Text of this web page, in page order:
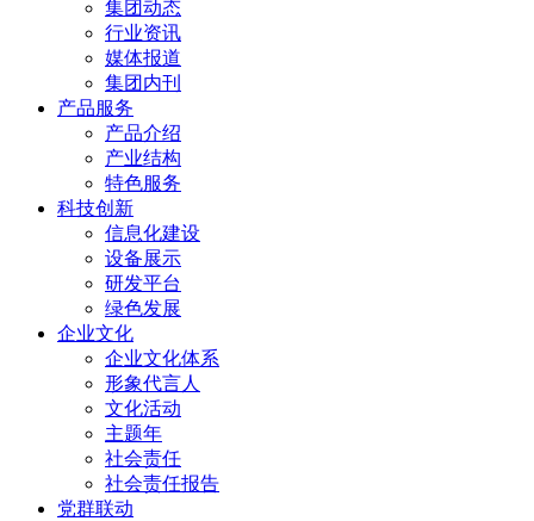
集团动态
行业资讯
媒体报道
集团内刊
产品服务
产品介绍
产业结构
特色服务
科技创新
信息化建设
设备展示
研发平台
绿色发展
企业文化
企业文化体系
形象代言人
文化活动
主题年
社会责任
社会责任报告
党群联动